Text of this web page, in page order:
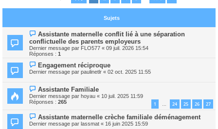
Sujets
Assistante maternelle conflit lié à une séparation
conflictuelle des parents employeurs
Dernier message par FLO577 « 09 juil. 2026 15:54
Réponses : 1
Engagement réciproque
Dernier message par paulinetlr « 02 oct. 2025 11:55
Assistante Familiale
Dernier message par hoyau « 10 juil. 2025 11:59
Réponses : 265 1 … 24 25 26 27
Assistante maternelle crèche familiale déménagement
Dernier message par lassmat « 16 juin 2025 15:59